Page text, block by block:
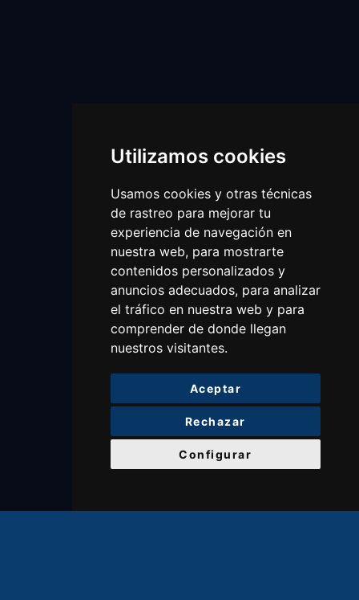
Utilizamos cookies
Usamos cookies y otras técnicas
de rastreo para mejorar tu
experiencia de navegación en
nuestra web, para mostrarte
contenidos personalizados y
anuncios adecuados, para analizar
el tráfico en nuestra web y para
comprender de donde llegan
nuestros visitantes.
Aceptar
Rechazar
Configurar